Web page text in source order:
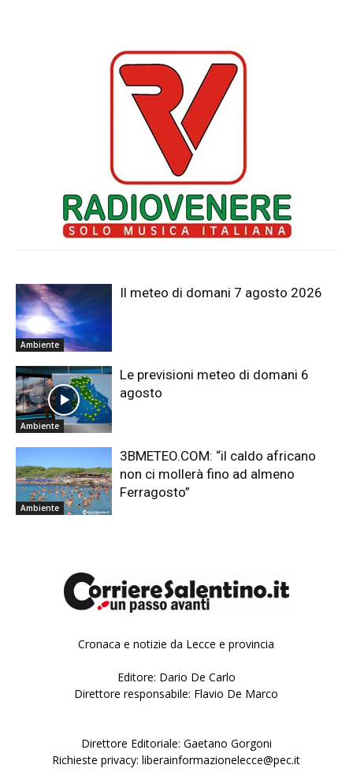
Ambiente
Il meteo di domani 7 agosto 2026
Ambiente
Le previsioni meteo di domani 6
agosto
Ambiente
3BMETEO.COM: “il caldo africano
non ci mollerà fino ad almeno
Ferragosto”
Cronaca e notizie da Lecce e provincia
Editore: Dario De Carlo
Direttore responsabile: Flavio De Marco
Direttore Editoriale: Gaetano Gorgoni
Richieste privacy: liberainformazionelecce@pec.it